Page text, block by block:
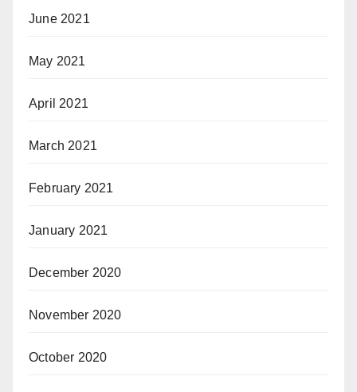
June 2021
May 2021
April 2021
March 2021
February 2021
January 2021
December 2020
November 2020
October 2020